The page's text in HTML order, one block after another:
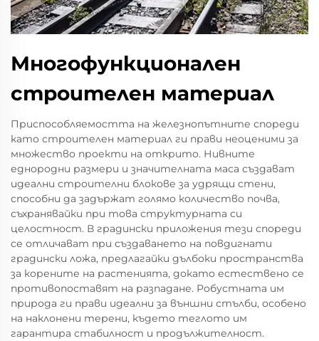
Многофункционален
строителен материал
Приспособляемостта на железнопътните спореди
като строителен материал ги прави неоценими за
множество проекти на открито. Нивните
еднородни размери и значителната маса създават
идеални строителни блокове за удрящи стени,
способни да задържат голямо количество почва,
съхранявайки при това структурната си
целостност. В градински приложения тези спореди
се отличават при създаването на повдигнати
градински ложа, предлагайки дълбоки пространства
за корените на растенията, докато естествено се
противопоставят на разпадане. Робустната им
природа ги прави идеални за външни стълби, особено
на наклонени терени, където теглото им
гарантира стабилност и продължителност.